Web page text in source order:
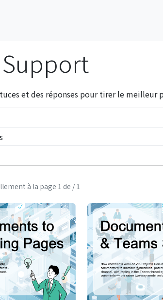
et des réponses pour tirer le
à la page 1 de / 1